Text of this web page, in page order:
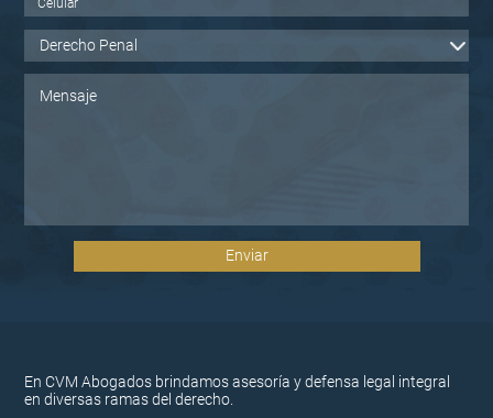
En CVM Abogados brindamos asesoría y defensa legal integral
en diversas ramas del derecho.